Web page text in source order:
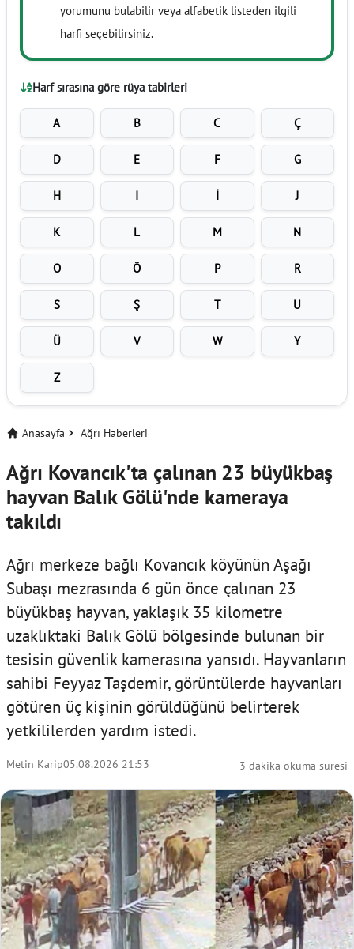
yorumunu bulabilir veya alfabetik listeden ilgili
harfi seçebilirsiniz.
Harf sırasına göre rüya tabirleri
A B C Ç
D E F G
H I İ J
K L M N
O Ö P R
S Ş T U
Ü V W Y
Z
Anasayfa Ağrı Haberleri
Ağrı Kovancık'ta çalınan 23 büyükbaş
hayvan Balık Gölü'nde kameraya
takıldı
Ağrı merkeze bağlı Kovancık köyünün Aşağı
Subaşı mezrasında 6 gün önce çalınan 23
büyükbaş hayvan, yaklaşık 35 kilometre
uzaklıktaki Balık Gölü bölgesinde bulunan bir
tesisin güvenlik kamerasına yansıdı. Hayvanların
sahibi Feyyaz Taşdemir, görüntülerde hayvanları
götüren üç kişinin görüldüğünü belirterek
yetkililerden yardım istedi.
Metin Karip05.08.2026 21:53 3 dakika okuma süresi